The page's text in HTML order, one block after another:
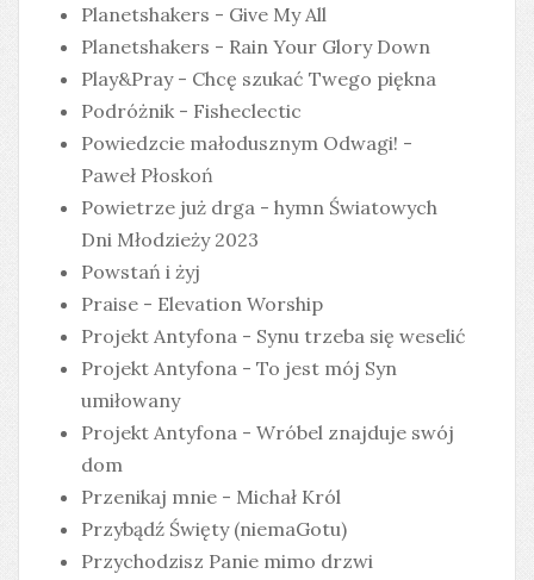
Planetshakers - Give My All
Planetshakers - Rain Your Glory Down
Play&Pray - Chcę szukać Twego piękna
Podróżnik - Fisheclectic
Powiedzcie małodusznym Odwagi! -
Paweł Płoskoń
Powietrze już drga - hymn Światowych
Dni Młodzieży 2023
Powstań i żyj
Praise - Elevation Worship
Projekt Antyfona - Synu trzeba się weselić
Projekt Antyfona - To jest mój Syn
umiłowany
Projekt Antyfona - Wróbel znajduje swój
dom
Przenikaj mnie - Michał Król
Przybądź Święty (niemaGotu)
Przychodzisz Panie mimo drzwi